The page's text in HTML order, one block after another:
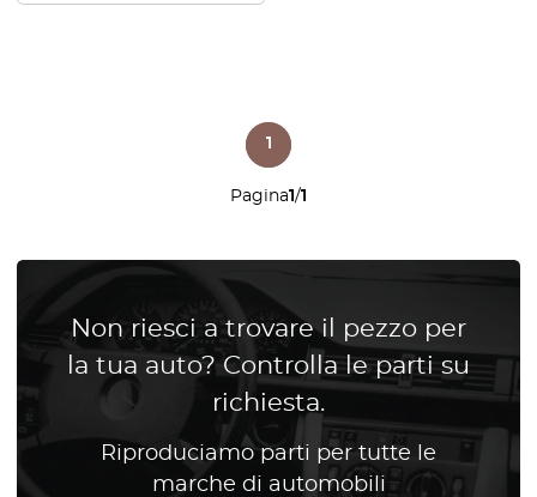
Pagina1/1
1
Non riesci a trovare il pezzo per
la tua auto? Controlla le parti su
richiesta.
Riproduciamo parti per tutte le
marche di automobili